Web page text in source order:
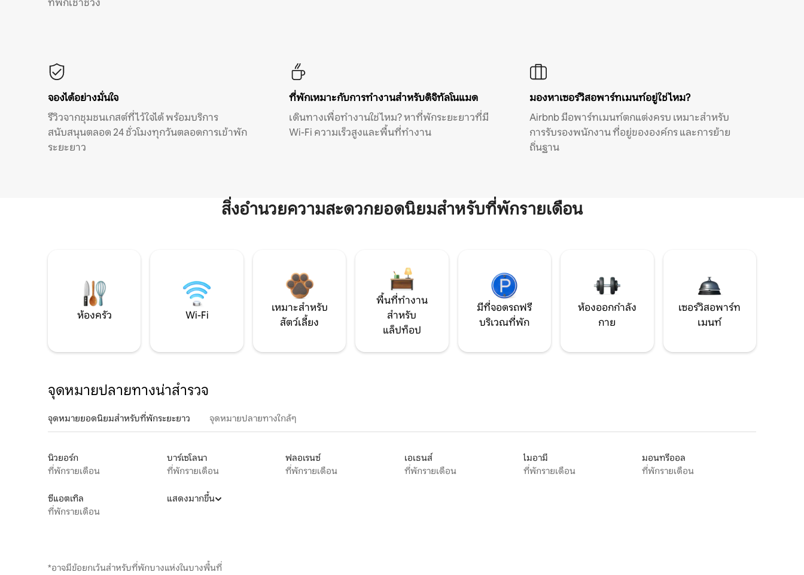
ที่พักเช่าช่วง
จองได้อย่างมั่นใจ
รีวิวจากชุมชนเกสต์ที่ไว้ใจได้ พร้อมบริการ
สนับสนุนตลอด 24 ชั่วโมงทุกวันตลอดการเข้าพัก
ระยะยาว
ที่พักเหมาะกับการทำงานสำหรับดิจิทัลโนแมด
เดินทางเพื่อทำงานใช่ไหม? หาที่พักระยะยาวที่มี
Wi-Fi ความเร็วสูงและพื้นที่ทำงาน
มองหาเซอร์วิสอพาร์ทเมนท์อยู่ใช่ไหม?
Airbnb มีอพาร์ทเมนท์ตกแต่งครบ เหมาะสำหรับ
การรับรองพนักงาน ที่อยู่ขององค์กร และการย้าย
ถิ่นฐาน
สิ่งอำนวยความสะดวกยอดนิยมสำหรับที่พักรายเดือน
ห้องครัว Wi-Fi
เหมาะสำหรับ
สัตว์เลี้ยง
พื้นที่ทำงาน
สำหรับ
แล็ปท็อป
มีที่จอดรถฟรี
บริเวณที่พัก
ห้องออกกำลัง
กาย
เซอร์วิสอพาร์ท
เมนท์
จุดหมายปลายทางน่าสำรวจ
จุดหมายยอดนิยมสำหรับที่พักระยะยาว จุดหมายปลายทางใกล้ๆ
นิวยอร์ก
ที่พักรายเดือน
บาร์เซโลนา
ที่พักรายเดือน
ฟลอเรนซ์
ที่พักรายเดือน
เอเธนส์
ที่พักรายเดือน
ไมอามี
ที่พักรายเดือน
มอนทรีออล
ที่พักรายเดือน
ซีแอตเทิล
ที่พักรายเดือน
แสดงมากขึ้น
*อาจมีข้อยกเว้นสำหรับที่พักบางแห่งในบางพื้นที่